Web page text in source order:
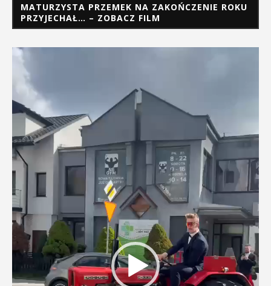
MATURZYSTA PRZEMEK NA ZAKOŃCZENIE ROKU
PRZYJECHAŁ… – ZOBACZ FILM
Odtwarzacz